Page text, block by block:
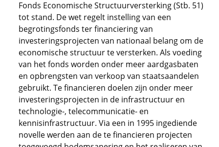
Fonds Economische Structuurversterking (Stb. 51)
tot stand. De wet regelt instelling van een
begrotingsfonds ter financiering van
investeringsprojecten van nationaal belang om de
economische structuur te versterken. Als voeding
van het fonds worden onder meer aardgasbaten
en opbrengsten van verkoop van staatsaandelen
gebruikt. Te financieren doelen zijn onder meer
investeringsprojecten in de infrastructuur en
technologie-, telecommunicatie- en
kennisinfrastructuur. Via een in 1995 ingediende
novelle werden aan de te financieren projecten